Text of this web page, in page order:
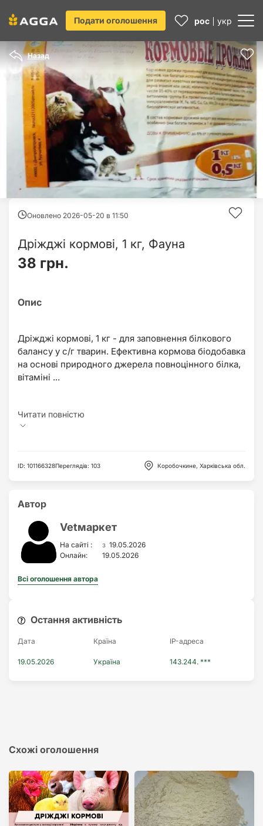
Подати оголошення рос укр
Назад
Оновлено 2026-05-20 в 11:50
Дріжджі кормові, 1 кг, Фауна
38 грн.
Дріжджі кормові, 1 кг - для заповнення білкового
балансу у с/г тварин. Ефективна кормова біодобавка
на основі природного джерела повноцінного білка,
вітаміні ...
ID: 101166328Переглядів: 103 Коробочкине, Харківська обл.
Автор
Vetмаркет
На сайті : з 19.05.2026
Онлайн:
19.05.2026
Всі оголошення автора
Остання активність
Дата Країна IP-адреса
19.05.2026 Україна 143.244. ***
Схожі оголошення